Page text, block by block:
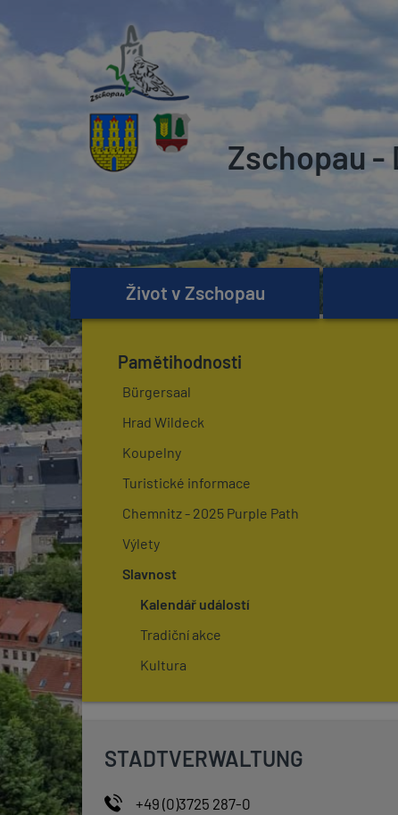
Zschopau -
Život v Zschopau
Pamětihodnosti
Bürgersaal
Hrad Wildeck
Koupelny
Turistické informace
Chemnitz - 2025 Purple Path
Výlety
Slavnost
Kalendář událostí
Tradiční akce
Kultura
STADTVERWALTUNG
+49 (0)3725 287-0